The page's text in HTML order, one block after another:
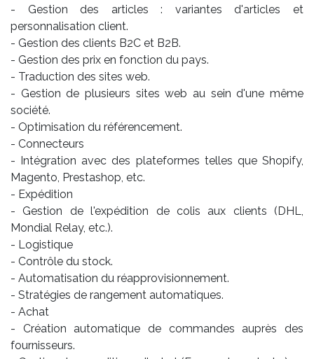
- Gestion des articles : variantes d'articles et
personnalisation client.
- Gestion des clients B2C et B2B.
- Gestion des prix en fonction du pays.
- Traduction des sites web.
- Gestion de plusieurs sites web au sein d'une même
société.
- Optimisation du référencement.
- Connecteurs
- Intégration avec des plateformes telles que Shopify,
Magento, Prestashop, etc.
- Expédition
- Gestion de l'expédition de colis aux clients (DHL,
Mondial Relay, etc.).
- Logistique
- Contrôle du stock.
- Automatisation du réapprovisionnement.
- Stratégies de rangement automatiques.
- Achat
- Création automatique de commandes auprès des
fournisseurs.